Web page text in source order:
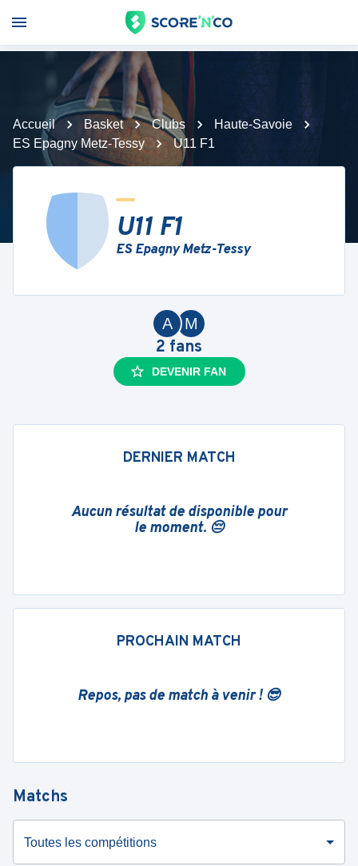
Accueil Basket Clubs
Haute-Savoie
ES Epagny Metz-Tessy
U11 F1
U11 F1
ES Epagny Metz-Tessy
M
A
2 fans
DEVENIR FAN
DERNIER MATCH
Aucun résultat de disponible pour
le moment. 😔
PROCHAIN MATCH
Repos, pas de match à venir ! 😎
Matchs
Toutes les compétitions